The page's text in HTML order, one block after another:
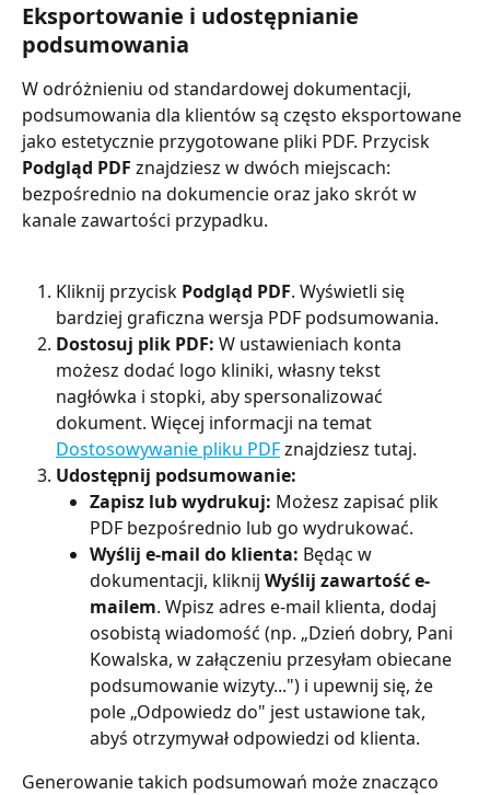
Eksportowanie i udostępnianie
podsumowania
W odróżnieniu od standardowej dokumentacji,
podsumowania dla klientów są często eksportowane
jako estetycznie przygotowane pliki PDF. Przycisk
Podgląd PDF znajdziesz w dwóch miejscach:
bezpośrednio na dokumencie oraz jako skrót w
kanale zawartości przypadku.
Kliknij przycisk Podgląd PDF. Wyświetli się
bardziej graficzna wersja PDF podsumowania.
Dostosuj plik PDF: W ustawieniach konta
możesz dodać logo kliniki, własny tekst
nagłówka i stopki, aby spersonalizować
dokument. Więcej informacji na temat
Dostosowywanie pliku PDF znajdziesz tutaj.
Udostępnij podsumowanie:
Zapisz lub wydrukuj: Możesz zapisać plik
PDF bezpośrednio lub go wydrukować.
Wyślij e-mail do klienta: Będąc w
dokumentacji, kliknij Wyślij zawartość e-
mailem. Wpisz adres e-mail klienta, dodaj
osobistą wiadomość (np. „Dzień dobry, Pani
Kowalska, w załączeniu przesyłam obiecane
podsumowanie wizyty...") i upewnij się, że
pole „Odpowiedz do" jest ustawione tak,
abyś otrzymywał odpowiedzi od klienta.
Generowanie takich podsumowań może znacząco